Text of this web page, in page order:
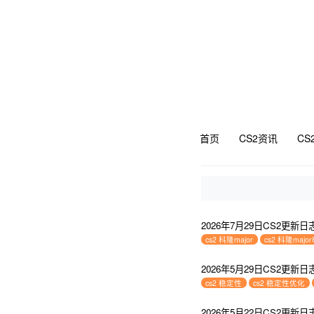
首页 CS2资讯
2026年7月29日CS2更新日
cs2 科隆major
cs2 科隆major
2026年5月29日CS2更新日
cs2 稳定性
cs2 稳定性优化